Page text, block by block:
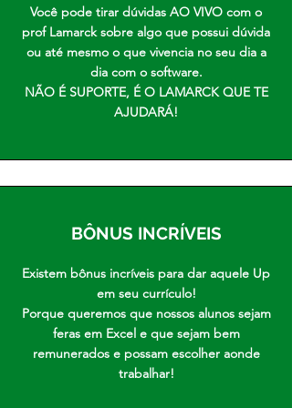
Você pode tirar dúvidas AO VIVO com o
prof Lamarck sobre algo que possui dúvida
ou até mesmo o que vivencia no seu dia a
dia com o software.
NÃO É SUPORTE, É O LAMARCK QUE TE
AJUDARÁ!
BÔNUS INCRÍVEIS
Existem bônus incríveis para dar aquele Up
em seu currículo!
Porque queremos que nossos alunos sejam
feras em Excel e que sejam bem
remunerados e possam escolher aonde
trabalhar!